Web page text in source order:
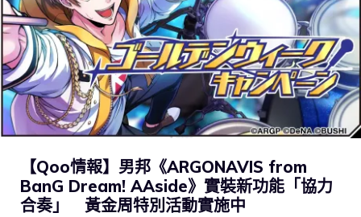
【Qoo情報】男邦《ARGONAVIS from
BanG Dream! AAside》實裝新功能「協力
合奏」 黃金周特別活動實施中